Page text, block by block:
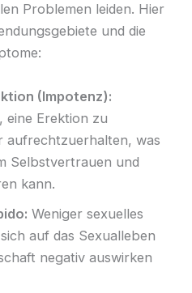
Problemen leiden. Hier
und die
(Impotenz):
eine Erektion zu
aufrechtzuerhalten, was
Selbstvertrauen und
kann.
Weniger sexuelles
auf das Sexualleben
negativ auswirken